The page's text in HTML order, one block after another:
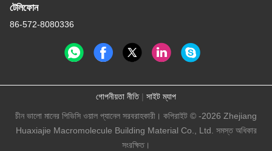
টেলিফোন
86-572-8080336
গোপনীয়তা নীতি| সাইট ম্যাপ
চীন ভালো মানের পিভিসি ওয়াল প্যানেল সরবরাহকারী। কপিরাইট © -2026 Zhejiang
Huaxiajie Macromolecule Building Material Co., Ltd. সমস্ত অধিকার
সংরক্ষিত।